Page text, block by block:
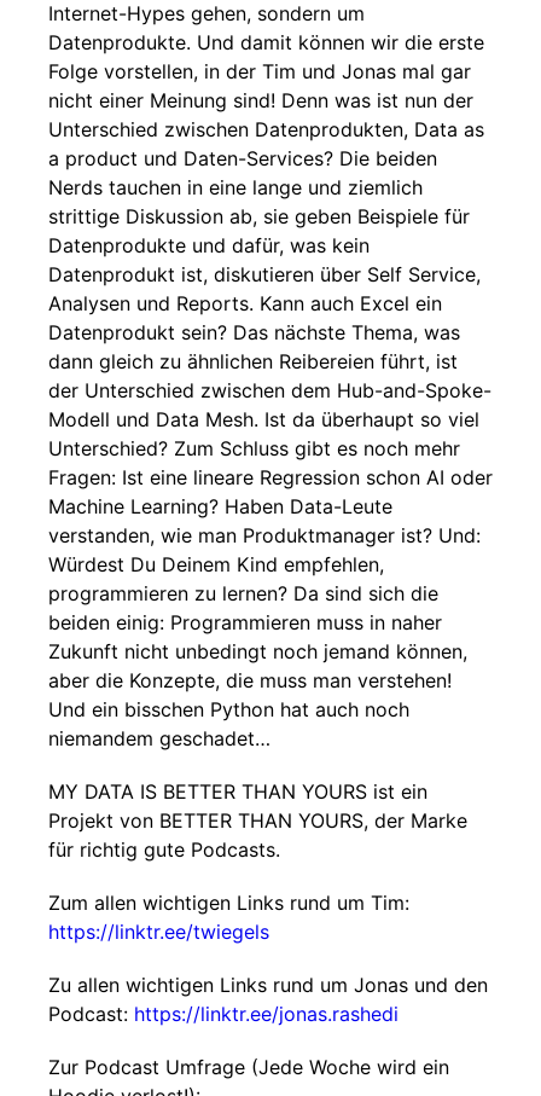
Internet-Hypes gehen, sondern um
Datenprodukte. Und damit können wir die erste
Folge vorstellen, in der Tim und Jonas mal gar
nicht einer Meinung sind! Denn was ist nun der
Unterschied zwischen Datenprodukten, Data as
a product und Daten-Services? Die beiden
Nerds tauchen in eine lange und ziemlich
strittige Diskussion ab, sie geben Beispiele für
Datenprodukte und dafür, was kein
Datenprodukt ist, diskutieren über Self Service,
Analysen und Reports. Kann auch Excel ein
Datenprodukt sein? Das nächste Thema, was
dann gleich zu ähnlichen Reibereien führt, ist
der Unterschied zwischen dem Hub-and-Spoke-
Modell und Data Mesh. Ist da überhaupt so viel
Unterschied? Zum Schluss gibt es noch mehr
Fragen: Ist eine lineare Regression schon AI oder
Machine Learning? Haben Data-Leute
verstanden, wie man Produktmanager ist? Und:
Würdest Du Deinem Kind empfehlen,
programmieren zu lernen? Da sind sich die
beiden einig: Programmieren muss in naher
Zukunft nicht unbedingt noch jemand können,
aber die Konzepte, die muss man verstehen!
Und ein bisschen Python hat auch noch
niemandem geschadet…
MY DATA IS BETTER THAN YOURS ist ein
Projekt von BETTER THAN YOURS, der Marke
für richtig gute Podcasts.
Zum allen wichtigen Links rund um Tim:
https://linktr.ee/twiegels
Zu allen wichtigen Links rund um Jonas und den
Podcast: https://linktr.ee/jonas.rashedi
Zur Podcast Umfrage (Jede Woche wird ein